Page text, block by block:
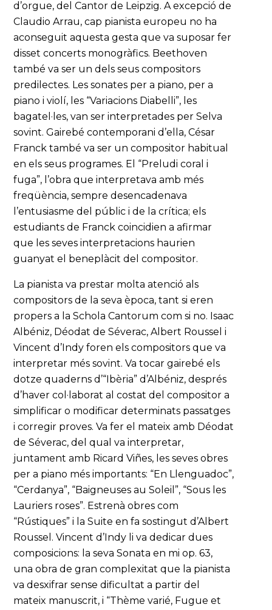
d’orgue, del Cantor de Leipzig. A excepció de
Claudio Arrau, cap pianista europeu no ha
aconseguit aquesta gesta que va suposar fer
disset concerts monogràfics. Beethoven
també va ser un dels seus compositors
predilectes. Les sonates per a piano, per a
piano i violí, les “Variacions Diabelli”, les
bagatel·les, van ser interpretades per Selva
sovint. Gairebé contemporani d’ella, César
Franck també va ser un compositor habitual
en els seus programes. El “Preludi coral i
fuga”, l’obra que interpretava amb més
freqüència, sempre desencadenava
l’entusiasme del públic i de la crítica; els
estudiants de Franck coincidien a afirmar
que les seves interpretacions haurien
guanyat el beneplàcit del compositor.
La pianista va prestar molta atenció als
compositors de la seva època, tant si eren
propers a la Schola Cantorum com si no. Isaac
Albéniz, Déodat de Séverac, Albert Roussel i
Vincent d’Indy foren els compositors que va
interpretar més sovint. Va tocar gairebé els
dotze quaderns d’“Ibèria” d’Albéniz, després
d’haver col·laborat al costat del compositor a
simplificar o modificar determinats passatges
i corregir proves. Va fer el mateix amb Déodat
de Séverac, del qual va interpretar,
juntament amb Ricard Viñes, les seves obres
per a piano més importants: “En Llenguadoc”,
“Cerdanya”, “Baigneuses au Soleil”, “Sous les
Lauriers roses”. Estrenà obres com
“Rústiques” i la Suite en fa sostingut d’Albert
Roussel. Vincent d’Indy li va dedicar dues
composicions: la seva Sonata en mi op. 63,
una obra de gran complexitat que la pianista
va desxifrar sense dificultat a partir del
mateix manuscrit, i “Thème varié, Fugue et